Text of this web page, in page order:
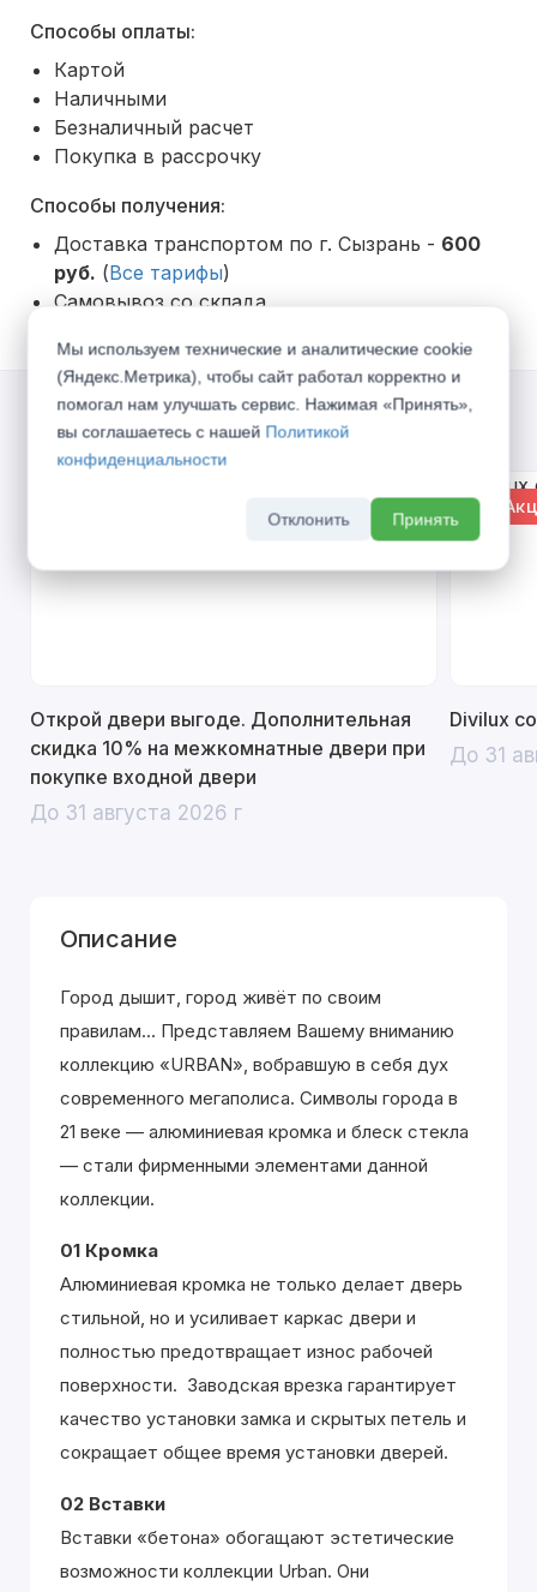
Способы оплаты:
Картой
Наличными
Безналичный расчет
Покупка в рассрочку
Способы получения:
Доставка транспортом по г. Сызрань - 600
руб. (Все тарифы)
Самовывоз со склада
Акции
Открой двери выгоде. Дополнительная
скидка 10% на межкомнатные двери при
покупке входной двери
До 31 августа 2026 г
%
Divilux
До 31
Описание
Город дышит, город живёт по своим
правилам... Представляем Вашему вниманию
коллекцию «URBAN», вобравшую в себя дух
современного мегаполиса. Символы города в
21 веке — алюминиевая кромка и блеск стекла
— стали фирменными элементами данной
коллекции.
01 Кромка
Алюминиевая кромка не только делает дверь
стильной, но и усиливает каркас двери и
полностью предотвращает износ рабочей
поверхности. Заводская врезка гарантирует
качество установки замка и скрытых петель и
сокращает общее время установки дверей.
02 Вставки
Вставки «бетона» обогащают эстетические
возможности коллекции Urban. Они
Мы используем технические и аналитические cookie
(Яндекс.Метрика), чтобы сайт работал корректно и
помогал нам улучшать сервис. Нажимая «Принять»,
вы соглашаетесь с нашей Политикой
конфиденциальности
Отклонить Принять